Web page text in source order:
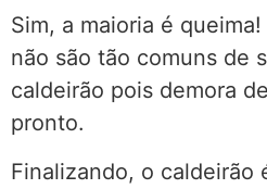
Sim, a maioria é
não são tão comuns de
caldeirão pois demora
pronto.
Finalizando, o caldeirão